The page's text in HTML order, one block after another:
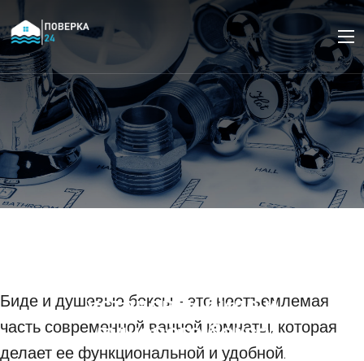
установки биде и
душевого бокса
Биде и душевые боксы - это неотъемлемая
часть современной ванной комнаты, которая
делает ее функциональной и удобной.